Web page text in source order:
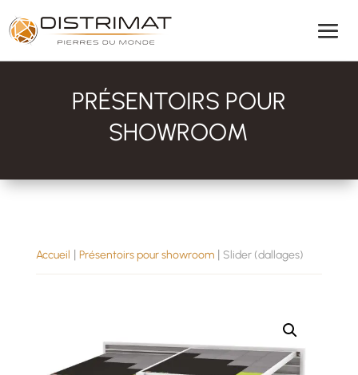
PRÉSENTOIRS POUR
SHOWROOM
Accueil | Présentoirs pour showroom| Slider (dallages)